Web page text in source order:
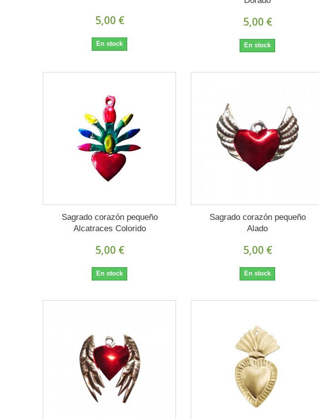
5,00 €
En stock
5,00 €
En stock
Sagrado corazón pequeño
Alcatraces Colorido
5,00 €
En stock
Sagrado corazón pequeño
Alado
5,00 €
En stock